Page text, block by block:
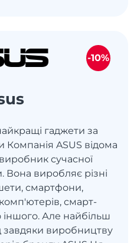
гаджети за
ASUS відома
сучасної
Вона виробляє різні
смартфони,
смарт-
іншого. Але найбільш
виробництву
-10%